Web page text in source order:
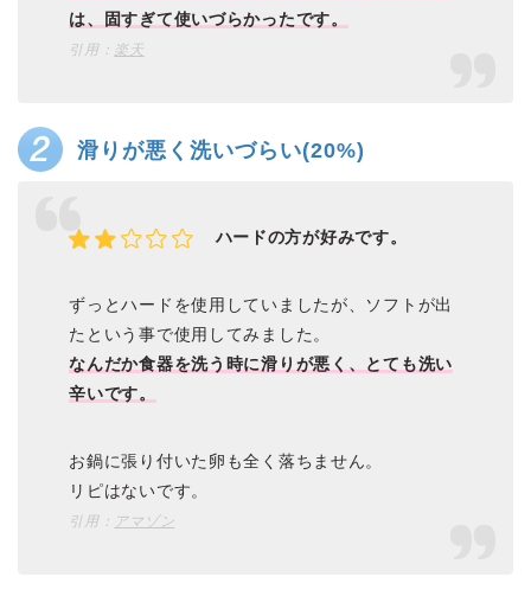
は、固すぎて使いづらかったです。
引用： 楽天
滑りが悪く洗いづらい(20%)
ハードの方が好みです。
ずっとハードを使用していましたが、ソフトが出
たという事で使用してみました。
なんだか食器を洗う時に滑りが悪く、とても洗い
辛いです。
お鍋に張り付いた卵も全く落ちません。
リピはないです。
引用： アマゾン